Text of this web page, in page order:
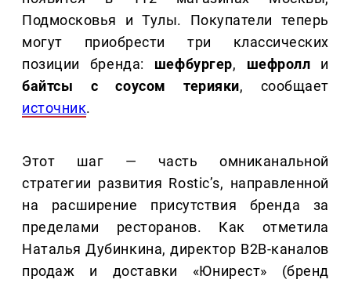
Подмосковья и Тулы. Покупатели теперь
могут приобрести три классических
позиции бренда: шефбургер, шефролл и
байтсы с соусом терияки, сообщает
источник.
Этот шаг — часть омниканальной
стратегии развития Rostic’s, направленной
на расширение присутствия бренда за
пределами ресторанов. Как отметила
Наталья Дубинкина, директор В2В-каналов
продаж и доставки «Юнирест» (бренд